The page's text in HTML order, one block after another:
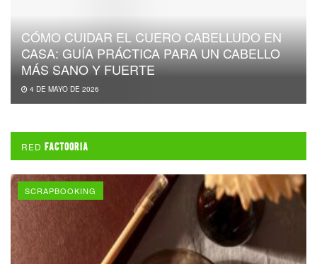
CÓMO CUIDAR EL CUERO CABELLUDO EN
CASA: GUÍA PRÁCTICA PARA UN CABELLO
MÁS SANO Y FUERTE
4 DE MAYO DE 2026
RED FACTOORIA
SCRAPBOOKING